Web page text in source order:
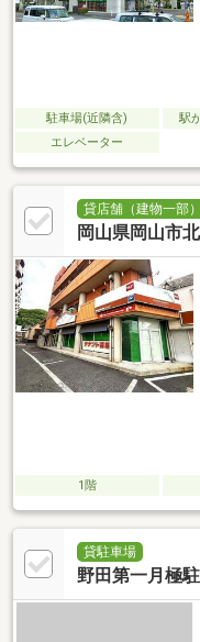
駐車場(近隣含) 駅
エレベーター
貸店舗（建物一部）
岡山県岡山市
1階
貸駐車場
野田第一月極